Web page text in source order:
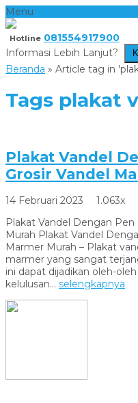
Menu
Hotline 081554917900
Informasi Lebih Lanjut?
Beranda » Article tag in
Tags plakat
Plakat Vandel
Grosir Vandel
14 Februari 2023 1.063x
Plakat Vandel Dengan
Murah Plakat Vandel
Marmer Murah – Plakat
marmer yang sangat
ini dapat dijadikan oleh-
kelulusan... selengkapnya